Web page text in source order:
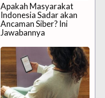
Apakah Masyarakat
Indonesia Sadar akan
Ancaman Siber? Ini
Jawabannya